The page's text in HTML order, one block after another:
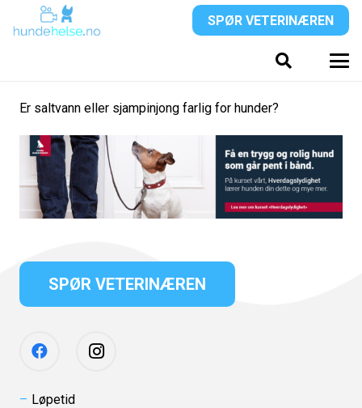
SPØR VETERINÆREN
Er saltvann eller sjampinjong farlig for hunder?
SPØR VETERINÆREN
Løpetid